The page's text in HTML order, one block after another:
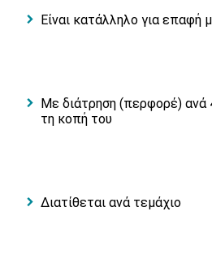
Είναι κατάλληλο για επαφή
Με διάτρηση (περφορέ) ανά
τη κοπή του
Διατίθεται ανά τεμάχιο